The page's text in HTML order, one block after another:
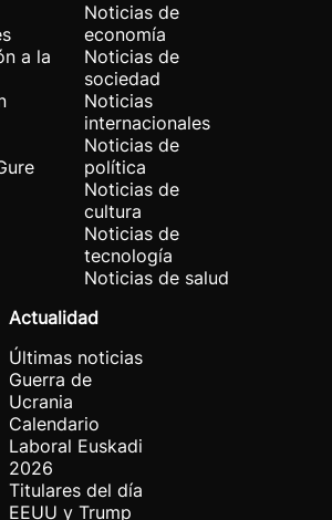
a la
Noticias de
economía
Noticias de
sociedad
Noticias
internacionales
Noticias de
política
Noticias de
cultura
Noticias de
tecnología
Noticias de salud
Actualidad
Últimas noticias
Guerra de
Ucrania
Calendario
Laboral Euskadi
2026
Titulares del día
EEUU y Trump